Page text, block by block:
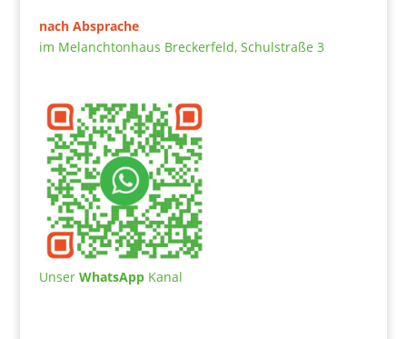
nach Absprache
im Melanchtonhaus Breckerfeld, Schulstraße 3
Unser WhatsAppKanal